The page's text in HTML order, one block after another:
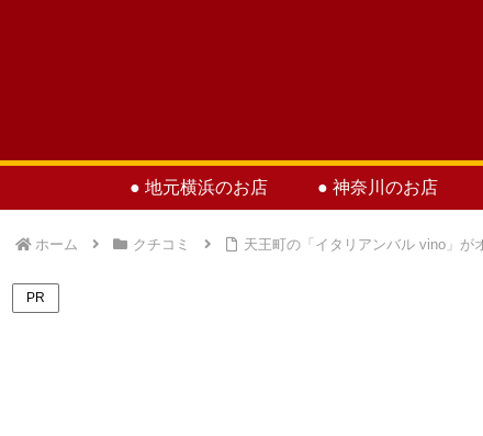
● 地元横浜のお店 ● 神奈川のお店
ホーム クチコミ 天王町の「イタリアンバル vino」が
PR